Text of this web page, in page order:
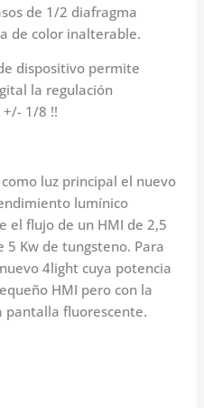
de 1/2 diafragma
de color inalterable.
dispositivo permite
la regulación
1/8 !!
luz principal el nuevo
lumínico
el flujo de un HMI de 2,5
5 Kw de tungsteno. Para
4light cuya potencia
HMI pero con la
pantalla fluorescente.